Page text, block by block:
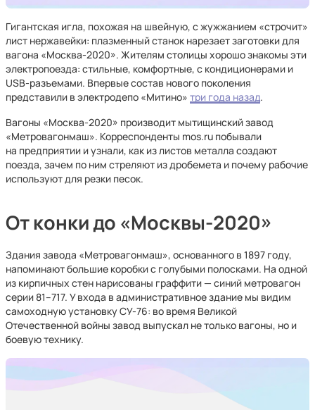
Гигантская игла, похожая на швейную, с жужжанием «строчит»
лист нержавейки: плазменный станок нарезает заготовки для
вагона «Москва-2020». Жителям столицы хорошо знакомы эти
электропоезда: стильные, комфортные, с кондиционерами и
USB-разъемами. Впервые состав нового поколения
представили в электродепо «Митино» три года назад.
Вагоны «Москва-2020» производит мытищинский завод
«Метровагонмаш». Корреспонденты mos.ru побывали
на предприятии и узнали, как из листов металла создают
поезда, зачем по ним стреляют из дробемета и почему рабочие
используют для резки песок.
От конки до «Москвы-2020»
Здания завода «Метровагонмаш», основанного в 1897 году,
напоминают большие коробки с голубыми полосками. На одной
из кирпичных стен нарисованы граффити — синий метровагон
серии 81–717. У входа в административное здание мы видим
самоходную установку СУ-76: во время Великой
Отечественной войны завод выпускал не только вагоны, но и
боевую технику.